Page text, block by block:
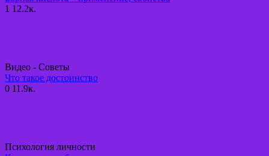
1 12.2к.
Видео - Советы
Что такое достоинство
0 11.9к.
Психология личности